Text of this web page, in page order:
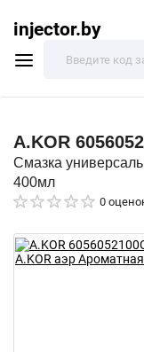
injector.by
A.KOR
Смазка
400мл
0